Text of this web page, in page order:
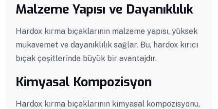
Malzeme Yapısı ve Dayanıklılık
Hardox kırma bıçaklarının malzeme yapısı, yüksek
mukavemet ve dayanıklılık sağlar. Bu, hardox kırıcı
bıçak çeşitlerinde büyük bir avantajdır.
Kimyasal Kompozisyon
Hardox kırma bıçaklarının kimyasal kompozisyonu,